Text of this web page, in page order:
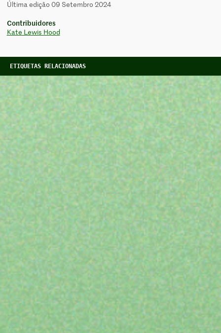
Última edição 09 Setembro 2024
Contribuidores
Kate Lewis Hood
ETIQUETAS RELACIONADAS